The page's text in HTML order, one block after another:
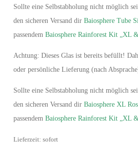
Sollte eine Selbstabholung nicht möglich
den sicheren Versand dir Baiosphere Tube
passendem Baiosphere Rainforest Kit „XL
Achtung: Dieses Glas ist bereits befüllt!
oder persönliche Lieferung (nach
Sollte eine Selbstabholung nicht möglich
den sicheren Versand dir Baiosphere XL
passendem Baiosphere Rainforest Kit „XL
Lieferzeit: sofort